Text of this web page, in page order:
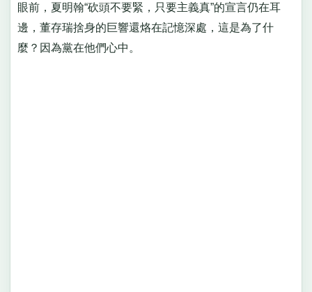
眼前，夏明翰“砍頭不要緊，只要主義真”的宣言仍在耳
邊，董存瑞捨身的巨響還烙在記憶深處，這是為了什
麼？因為黨在他們心中。